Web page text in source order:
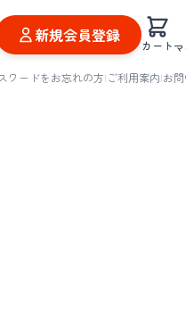
新規会員登録 カート
ワードをお忘れの方|ご利用案内|お